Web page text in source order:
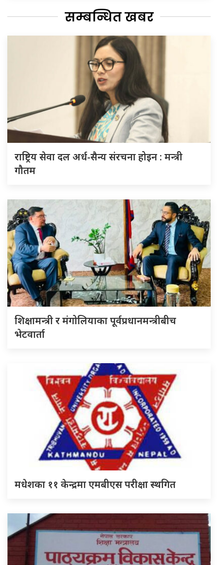
सम्बन्धित खबर
राष्ट्रिय सेवा दल अर्ध-सैन्य संरचना होइन : मन्त्री
गौतम
शिक्षामन्त्री र मंगोलियाका पूर्वप्रधानमन्त्रीबीच
भेटवार्ता
मधेशका ११ केन्द्रमा एमबीएस परीक्षा स्थगित